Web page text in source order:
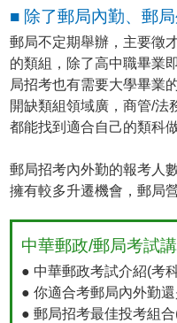
■ 除了郵局內勤、郵
郵局不定期舉辦，主要徵
的類組，除了高中職畢業
局招考也有需要大學畢業
開缺類組領域廣，商管/法
都能找到適合自己的類科
郵局招考內外勤的報考人
擁有較多升遷機會，郵局
中華郵政/郵局考試講
● 中華郵政考試介紹(考
● 你適合考郵局內外勤還
● 郵局招考最佳投考組